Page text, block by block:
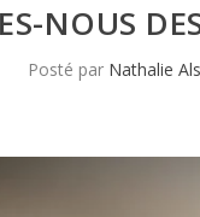
NOUS
Posté par Nathalie